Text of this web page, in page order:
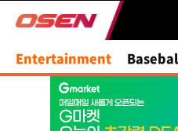
Entertainment